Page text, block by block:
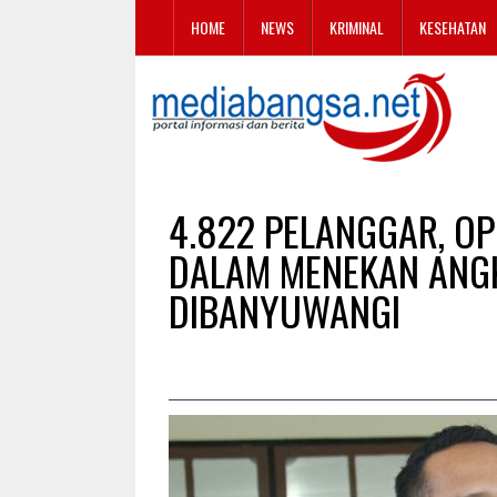
HOME NEWS KRIMINAL KESEHATAN
4.822 PELANGGAR,
DALAM MENEKAN
DIBANYUWANGI